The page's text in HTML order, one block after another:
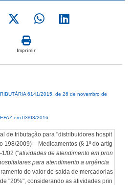
Imprimir
6141/2015, de 26 de novembro de
em 03/03/2016.
de tributação para "distribuidores hospit
198/2009) – Medicamentos (§ 1º do artig
1/02 ("atividades de atendimento em pron
para atendimento a urgência
do valor de saída de mercadorias
"20%", considerando as atividades prin